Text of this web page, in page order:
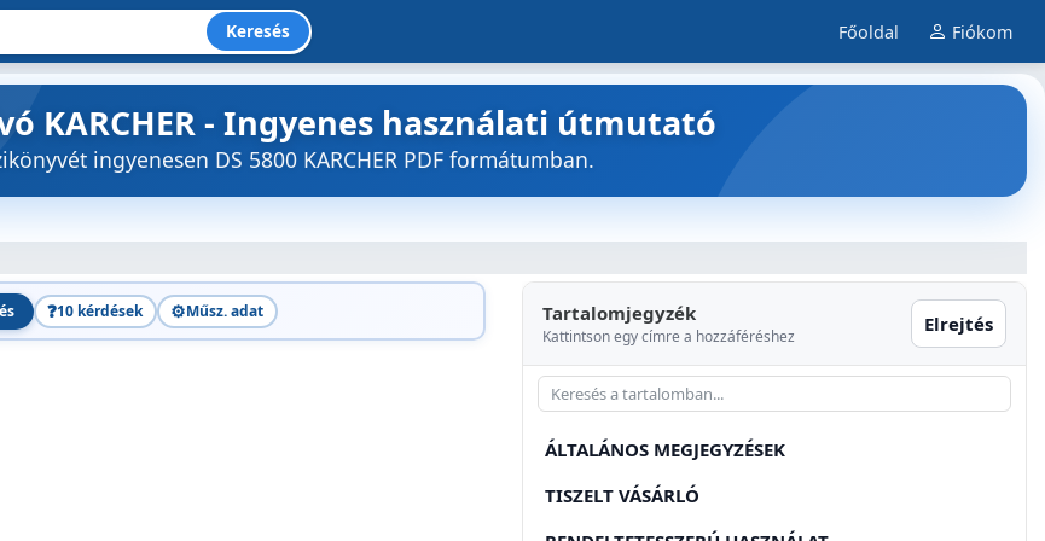
Keresés Főoldal Fiókom
KARCHER - Ingyenes használati útmutató
ingyenesen DS 5800 KARCHER PDF formátumban.
❓10 kérdések ⚙️Műsz. adat Tartalomjegyzék
Kattintson egy címre a hozzáféréshez
Elrejtés
ÁLTALÁNOS MEGJEGYZÉSEK
TISZELT VÁSÁRLÓ